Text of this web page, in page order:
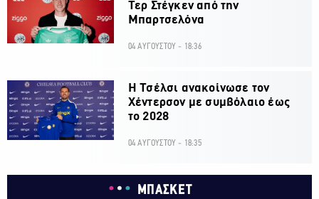
Τερ Στέγκεν από την
Μπαρτσελόνα
04 ΑΥΓΟΥΣΤΟΥ - 18:36
H Τσέλσι ανακοίνωσε τον
Χέντερσον με συμβόλαιο έως
το 2028
04 ΑΥΓΟΥΣΤΟΥ - 18:35
ΜΠΑΣΚΕΤ